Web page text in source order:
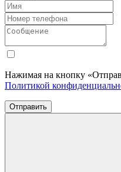
Нажимая на кнопку
Политикой
Отправить